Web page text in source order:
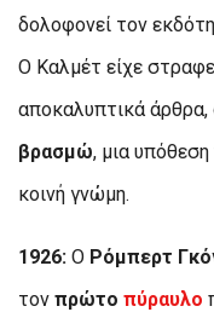
δολοφονεί τον
Ο Καλμέτ είχε
αποκαλυπτικά
βρασμώ, μια
κοινή γνώμη.
1926: Ο Ρόμπερτ
τον πρώτο πύραυλο